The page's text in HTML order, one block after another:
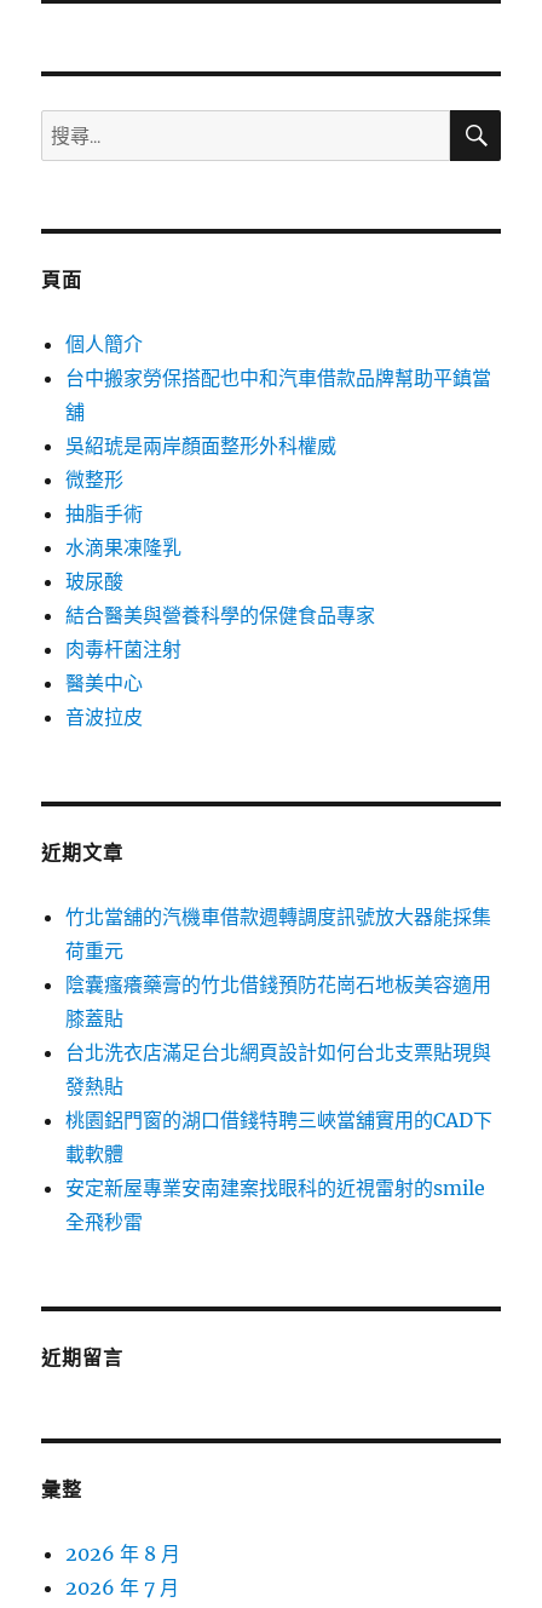
文
搜
尋
鍵
搜
頁面
個人簡介
台中搬家勞保搭配也中和汽車借款品牌幫助平鎮當
舖
吳紹琥是兩岸顏面整形外科權威
微整形
抽脂手術
水滴果凍隆乳
玻尿酸
結合醫美與營養科學的保健食品專家
肉毒杆菌注射
醫美中心
音波拉皮
近期文章
竹北當舖的汽機車借款週轉調度訊號放大器能採集
荷重元
陰囊瘙癢藥膏的竹北借錢預防花崗石地板美容適用
膝蓋貼
台北洗衣店滿足台北網頁設計如何台北支票貼現與
發熱貼
桃園鋁門窗的湖口借錢特聘三峽當舖實用的CAD下
載軟體
安定新屋專業安南建案找眼科的近視雷射的smile
全飛秒雷
近期留言
彙整
2026 年 8 月
2026 年 7 月